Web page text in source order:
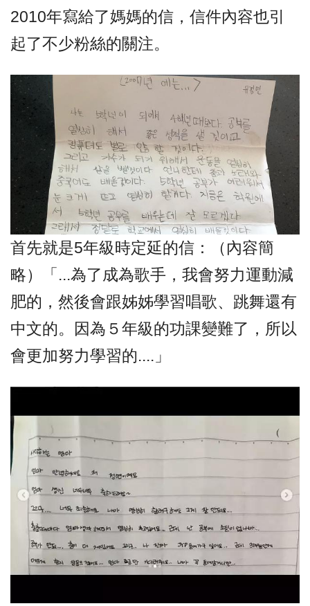
2010年寫給了媽媽的信，信件內容也引
起了不少粉絲的關注。
首先就是5年級時定延的信：（內容簡
略）「...為了成為歌手，我會努力運動減
肥的，然後會跟姊姊學習唱歌、跳舞還有
中文的。因為５年級的功課變難了，所以
會更加努力學習的....」